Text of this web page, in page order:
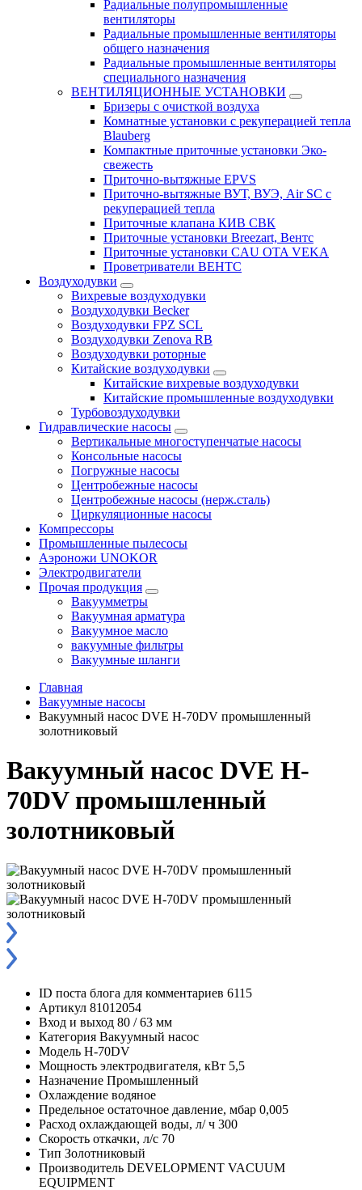
Радиальные полупромышленные
вентиляторы
Радиальные промышленные вентиляторы
общего назначения
Радиальные промышленные вентиляторы
специального назначения
ВЕНТИЛЯЦИОННЫЕ УСТАНОВКИ
Бризеры с очисткой воздуха
Комнатные установки с рекуперацией тепла
Blauberg
Компактные приточные установки Эко-
свежесть
Приточно-вытяжные EPVS
Приточно-вытяжные ВУТ, ВУЭ, Air SC с
рекуперацией тепла
Приточные клапана КИВ СВК
Приточные установки Breezart, Вентс
Приточные установки CAU OTA VEKA
Проветриватели ВЕНТС
Воздуходувки
Вихревые воздуходувки
Воздуходувки Becker
Воздуходувки FPZ SCL
Воздуходувки Zenova RB
Воздуходувки роторные
Китайские воздуходувки
Китайские вихревые воздуходувки
Китайские промышленные воздуходувки
Турбовоздуходувки
Гидравлические насосы
Вертикальные многоступенчатые насосы
Консольные насосы
Погружные насосы
Центробежные насосы
Центробежные насосы (нерж.сталь)
Циркуляционные насосы
Компрессоры
Промышленные пылесосы
Аэроножи UNOKOR
Электродвигатели
Прочая продукция
Вакуумметры
Вакуумная арматура
Вакуумное масло
вакуумные фильтры
Вакуумные шланги
Главная
Вакуумные насосы
Вакуумный насос DVE H-70DV промышленный
золотниковый
Вакуумный насос DVE H-
70DV промышленный
золотниковый
ID поста блога для комментариев 6115
Артикул 81012054
Вход и выход 80 / 63 мм
Категория Вакуумный насос
Модель H-70DV
Мощность электродвигателя, кВт 5,5
Назначение Промышленный
Охлаждение водяное
Предельное остаточное давление, мбар 0,005
Расход охлаждающей воды, л/ ч 300
Скорость откачки, л/с 70
Тип Золотниковый
Производитель DEVELOPMENT VACUUM
EQUIPMENT